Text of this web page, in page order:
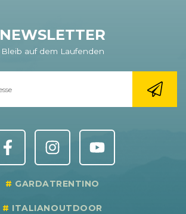
NEWSLETTER
Bleib auf dem Laufenden
GARDATRENTINO
ITALIANOUTDOOR